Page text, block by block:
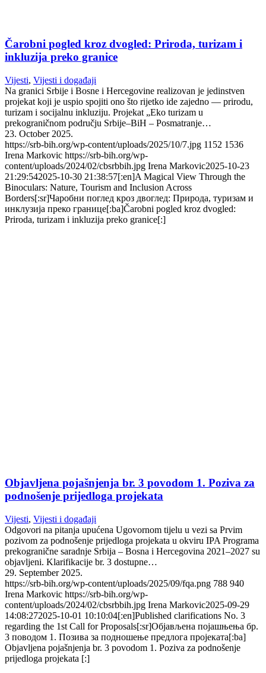
Čarobni pogled kroz dvogled: Priroda, turizam i
inkluzija preko granice
Vijesti, Vijesti i događaji
Na granici Srbije i Bosne i Hercegovine realizovan je jedinstven
projekat koji je uspio spojiti ono što rijetko ide zajedno — prirodu,
turizam i socijalnu inkluziju. Projekat „Eko turizam u
prekograničnom području Srbije–BiH – Posmatranje…
23. October 2025.
https://srb-bih.org/wp-content/uploads/2025/10/7.jpg 1152 1536
Irena Markovic https://srb-bih.org/wp-
content/uploads/2024/02/cbsrbbih.jpg Irena Markovic2025-10-23
21:29:542025-10-30 21:38:57[:en]A Magical View Through the
Binoculars: Nature, Tourism and Inclusion Across
Borders[:sr]Чаробни поглед кроз двоглед: Природа, туризам и
инклузија преко границе[:ba]Čarobni pogled kroz dvogled:
Priroda, turizam i inkluzija preko granice[:]
Objavljena pojašnjenja br. 3 povodom 1. Poziva za
podnošenje prijedloga projekata
Vijesti, Vijesti i događaji
Odgovori na pitanja upućena Ugovornom tijelu u vezi sa Prvim
pozivom za podnošenje prijedloga projekata u okviru IPA Programa
prekogranične saradnje Srbija – Bosna i Hercegovina 2021–2027 su
objavljeni. Klarifikacije br. 3 dostupne…
29. September 2025.
https://srb-bih.org/wp-content/uploads/2025/09/fqa.png 788 940
Irena Markovic https://srb-bih.org/wp-
content/uploads/2024/02/cbsrbbih.jpg Irena Markovic2025-09-29
14:08:272025-10-01 10:10:04[:en]Published clarifications No. 3
regarding the 1st Call for Proposals[:sr]Објављена појашњења бр.
3 поводом 1. Позива за подношење предлога пројеката[:ba]
Objavljena pojašnjenja br. 3 povodom 1. Poziva za podnošenje
prijedloga projekata [:]